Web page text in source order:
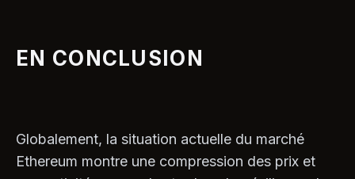
EN CONCLUSION
Globalement, la situation actuelle du marché
Ethereum montre une compression des prix et